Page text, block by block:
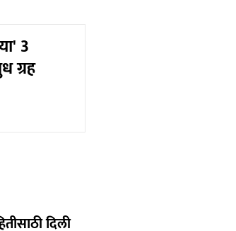
3
ग्रह
दिली